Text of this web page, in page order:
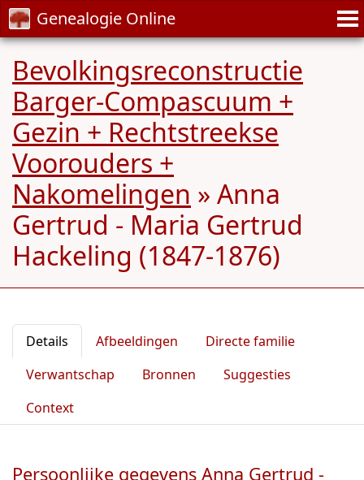
Genealogie Online
Bevolkingsreconstructie
Barger-Compascuum +
Gezin + Rechtstreekse
Voorouders +
Nakomelingen » Anna
Gertrud - Maria Gertrud
Hackeling (1847-1876)
Details Afbeeldingen
Directe familie
Verwantschap
Bronnen
Suggesties
Context
Persoonlijke gegevens Anna Gertrud -